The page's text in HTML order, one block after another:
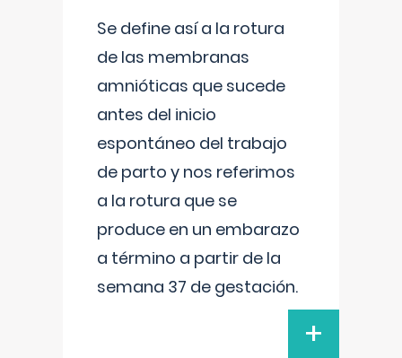
Se define así a la rotura
de las membranas
amnióticas que sucede
antes del inicio
espontáneo del trabajo
de parto y nos referimos
a la rotura que se
produce en un embarazo
a término a partir de la
semana 37 de gestación.
+